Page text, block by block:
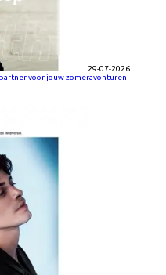
29-07-2026
partner voor jouw zomeravonturen